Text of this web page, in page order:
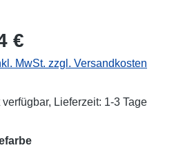
Preis:
€
MwSt. zzgl. Versandkosten
verfügbar, Lieferzeit: 1-3 Tage
auswählen